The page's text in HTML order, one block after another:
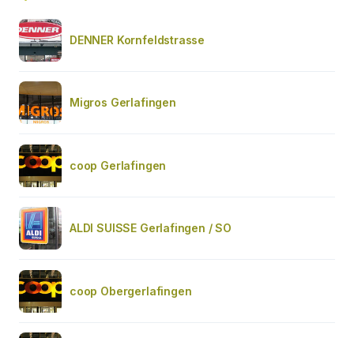
DENNER Kornfeldstrasse
Migros Gerlafingen
coop Gerlafingen
ALDI SUISSE Gerlafingen / SO
coop Obergerlafingen